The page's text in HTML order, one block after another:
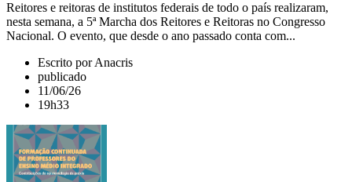
Reitores e reitoras de institutos federais de todo o país realizaram,
nesta semana, a 5ª Marcha dos Reitores e Reitoras no Congresso
Nacional. O evento, que desde o ano passado conta com...
Escrito por Anacris
publicado
11/06/26
19h33